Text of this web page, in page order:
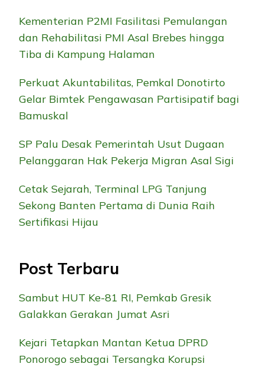
Kementerian P2MI Fasilitasi Pemulangan
dan Rehabilitasi PMI Asal Brebes hingga
Tiba di Kampung Halaman
Perkuat Akuntabilitas, Pemkal Donotirto
Gelar Bimtek Pengawasan Partisipatif bagi
Bamuskal
SP Palu Desak Pemerintah Usut Dugaan
Pelanggaran Hak Pekerja Migran Asal Sigi
Cetak Sejarah, Terminal LPG Tanjung
Sekong Banten Pertama di Dunia Raih
Sertifikasi Hijau
Post Terbaru
Sambut HUT Ke-81 RI, Pemkab Gresik
Galakkan Gerakan Jumat Asri
Kejari Tetapkan Mantan Ketua DPRD
Ponorogo sebagai Tersangka Korupsi